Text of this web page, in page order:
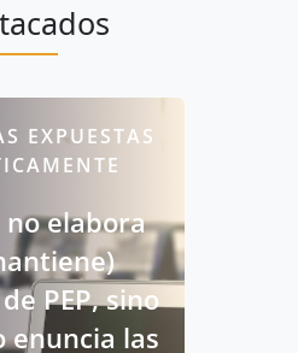
EXPUESTAS
no elabora
PEP, sino
enuncia las